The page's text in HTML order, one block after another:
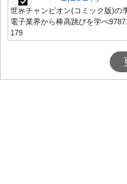
世界チャンピオン(コミック版)の
電子業界から棒高跳びを学べ
179